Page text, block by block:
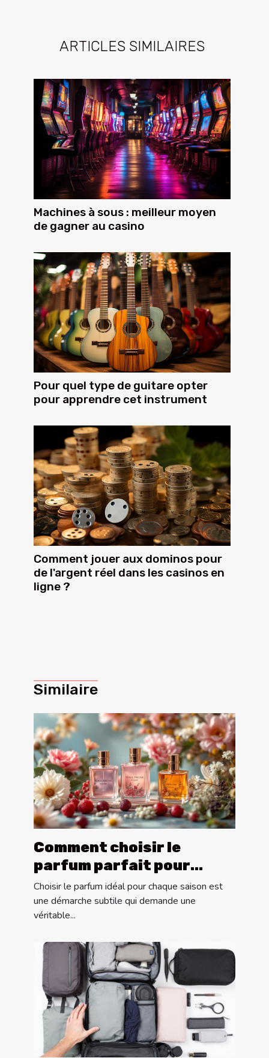
ARTICLES SIMILAIRES
Machines à sous : meilleur moyen
de gagner au casino
Pour quel type de guitare opter
pour apprendre cet instrument
Comment jouer aux dominos pour
de l'argent réel dans les casinos en
ligne ?
Similaire
Comment choisir le
parfum parfait pour
chaque saison ?
Choisir le parfum idéal pour chaque saison est
une démarche subtile qui demande une
véritable...